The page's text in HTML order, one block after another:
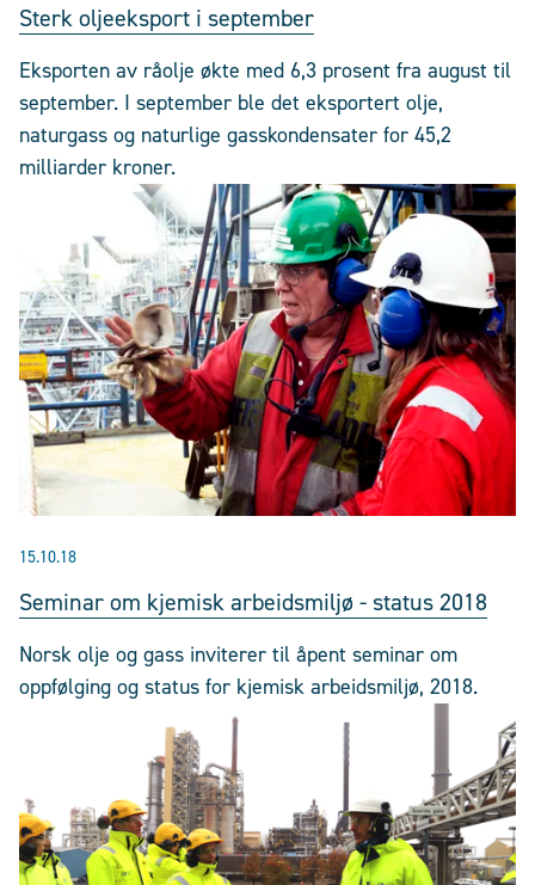
Sterk oljeeksport i september
Eksporten av råolje økte med 6,3 prosent fra august til
september. I september ble det eksportert olje,
naturgass og naturlige gasskondensater for 45,2
milliarder kroner.
15.10.18
Seminar om kjemisk arbeidsmiljø - status 2018
Norsk olje og gass inviterer til åpent seminar om
oppfølging og status for kjemisk arbeidsmiljø, 2018.